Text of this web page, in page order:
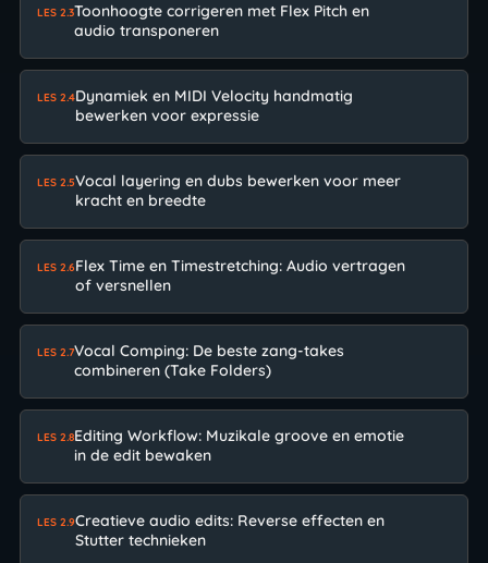
LES 2.3Toonhoogte corrigeren met Flex Pitch en
audio transponeren
LES 2.4Dynamiek en MIDI Velocity handmatig
bewerken voor expressie
LES 2.5Vocal layering en dubs bewerken voor meer
kracht en breedte
LES 2.6Flex Time en Timestretching: Audio vertragen
of versnellen
LES 2.7Vocal Comping: De beste zang-takes
combineren (Take Folders)
LES 2.8Editing Workflow: Muzikale groove en emotie
in de edit bewaken
LES 2.9Creatieve audio edits: Reverse effecten en
Stutter technieken